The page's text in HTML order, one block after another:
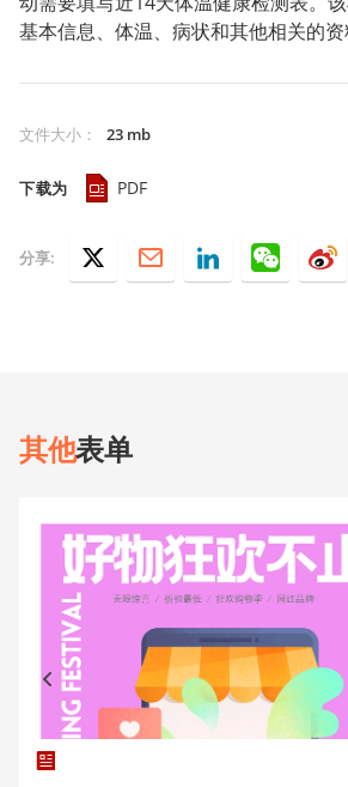
基本信息、体温、病状和其他相关的资
文件大小 ： 23 mb
下载为 PDF
分享:
其他表单